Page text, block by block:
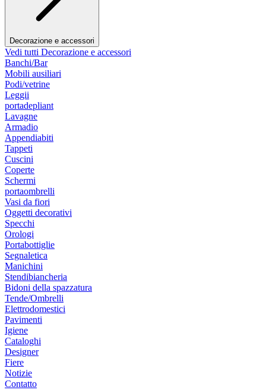
Decorazione e accessori
Vedi tutti Decorazione e accessori
Banchi/Bar
Mobili ausiliari
Podi/vetrine
Leggii
portadepliant
Lavagne
Armadio
Appendiabiti
Tappeti
Cuscini
Coperte
Schermi
portaombrelli
Vasi da fiori
Oggetti decorativi
Specchi
Orologi
Portabottiglie
Segnaletica
Manichini
Stendibiancheria
Bidoni della spazzatura
Tende/Ombrelli
Elettrodomestici
Pavimenti
Igiene
Cataloghi
Designer
Fiere
Notizie
Contatto